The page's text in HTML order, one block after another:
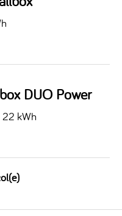
DUO Power
22 kWh